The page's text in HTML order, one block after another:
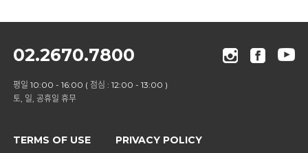
02.2670.7800
평일 10:00 - 16:00 ( 점심 : 12:00 - 13:00 )
토, 일, 공휴일 휴무
TERMS OF USE PRIVACY POLICY